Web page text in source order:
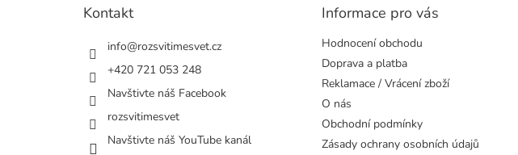
Kontakt
info@rozsvitimesvet.cz
+420 721 053 248
Navštivte náš Facebook
rozsvitimesvet
Navštivte náš YouTube kanál
Informace pro vás
Hodnocení obchodu
Doprava a platba
Reklamace / Vrácení zboží
O nás
Obchodní podmínky
Zásady ochrany osobních údajů